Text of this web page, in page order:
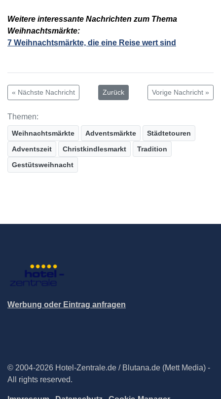
Weitere interessante Nachrichten zum Thema
Weihnachtsmärkte:
7 Weihnachtsmärkte, die eine Reise wert sind
« Nächste Nachricht Zurück Vorige Nachricht »
Themen:
Weihnachtsmärkte Adventsmärkte
Städtetouren
Adventszeit
Christkindlesmarkt
Tradition
Gestütsweihnacht
Werbung oder Eintrag anfragen
© 2004-2026 Hotel-Zentrale.de / Blutana.de (Mett Media) -
All rights reserved.